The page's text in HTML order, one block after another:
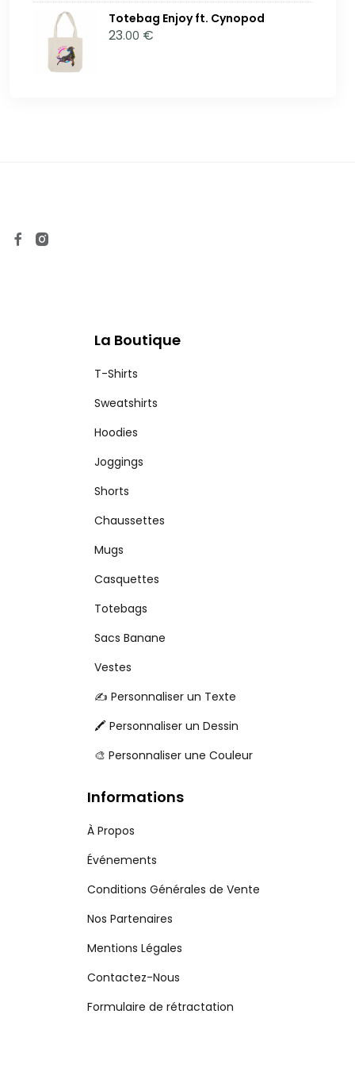
Totebag Enjoy ft. Cynopod
23.00 €
La Boutique
T-Shirts
Sweatshirts
Hoodies
Joggings
Shorts
Chaussettes
Mugs
Casquettes
Totebags
Sacs Banane
Vestes
✍️ Personnaliser un Texte
🖍️ Personnaliser un Dessin
🎨 Personnaliser une Couleur
Informations
À Propos
Événements
Conditions Générales de Vente
Nos Partenaires
Mentions Légales
Contactez-Nous
Formulaire de rétractation